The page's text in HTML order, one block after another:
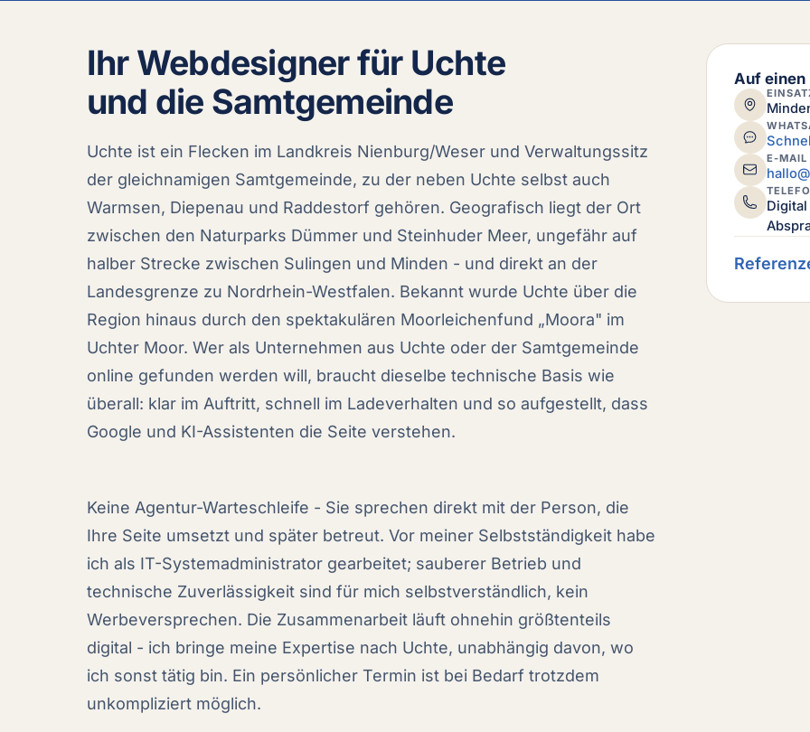
Ihr Webdesigner für Uchte
und die Samtgemeinde
Uchte ist ein Flecken im Landkreis Nienburg/Weser und Verwaltungssitz
der gleichnamigen Samtgemeinde, zu der neben Uchte selbst auch
Warmsen, Diepenau und Raddestorf gehören. Geografisch liegt der Ort
zwischen den Naturparks Dümmer und Steinhuder Meer, ungefähr auf
halber Strecke zwischen Sulingen und Minden - und direkt an der
Landesgrenze zu Nordrhein-Westfalen. Bekannt wurde Uchte über die
Region hinaus durch den spektakulären Moorleichenfund „Moora" im
Uchter Moor. Wer als Unternehmen aus Uchte oder der Samtgemeinde
online gefunden werden will, braucht dieselbe technische Basis wie
überall: klar im Auftritt, schnell im Ladeverhalten und so aufgestellt, dass
Google und KI-Assistenten die Seite verstehen.
Keine Agentur-Warteschleife - Sie sprechen direkt mit der Person, die
Ihre Seite umsetzt und später betreut. Vor meiner Selbstständigkeit habe
ich als IT-Systemadministrator gearbeitet; sauberer Betrieb und
technische Zuverlässigkeit sind für mich selbstverständlich, kein
Werbeversprechen. Die Zusammenarbeit läuft ohnehin größtenteils
digital - ich bringe meine Expertise nach Uchte, unabhängig davon, wo
ich sonst tätig bin. Ein persönlicher Termin ist bei Bedarf trotzdem
unkompliziert möglich.
Auf einen
E-MAIL
Digital